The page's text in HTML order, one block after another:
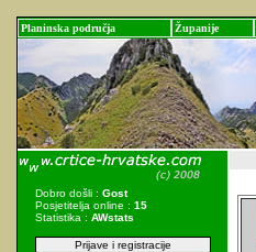
Planinska područja Županije
Dobro došli : Gost
Posjetitelja online : 15
Statistika : AWstats
Prijave i registracije